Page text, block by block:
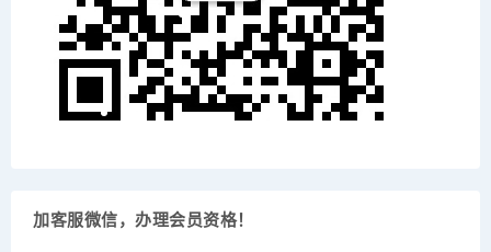
加客服微信，办理会员资格！